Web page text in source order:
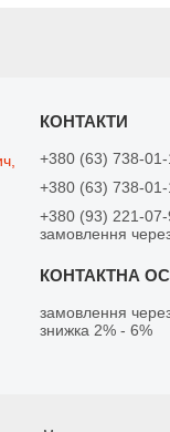
+380 (63) 738-01-
+380 (63) 738-01-
+380 (93) 221-07-
замовлення
замовлення
знижка 2% - 6%